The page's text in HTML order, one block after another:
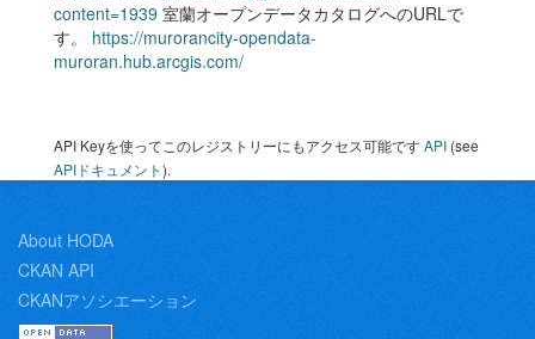
content=1939 室蘭オープンデータカタログへのURLで
す。 https://murorancity-opendata-
muroran.hub.arcgis.com/
API Keyを使ってこのレジストリーにもアクセス可能ですAPI (see
APIドキュメント).
About HODA
CKAN API
CKANアソシエーション